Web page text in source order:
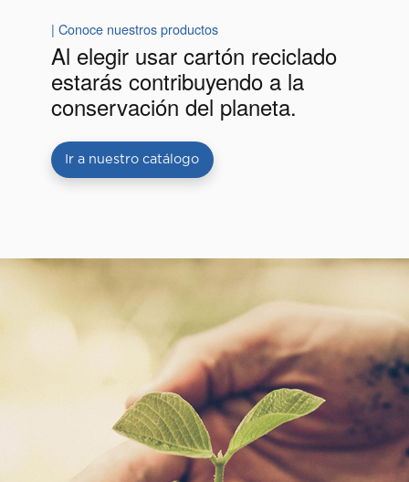
| Conoce nuestros productos
Al elegir usar cartón reciclado
estarás contribuyendo a la
conservación del planeta.
Ir a nuestro catálogo